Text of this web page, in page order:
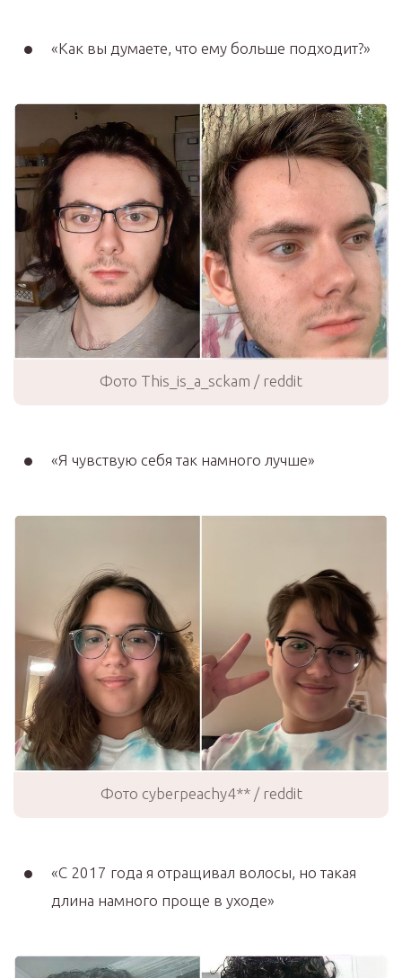
«Как вы думаете, что ему больше подходит?»
Фото This_is_a_sckam / reddit
«Я чувствую себя так намного лучше»
Фото cyberpeachy4** / reddit
«С 2017 года я отращивал волосы, но такая
длина намного проще в уходе»